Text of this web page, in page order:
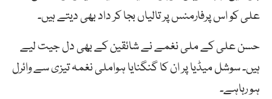
علی کو اس پرفارمنس پر تالیاں بجا کر داد بھی دیتے ہیں۔
حسن علی کے ملی نغمے نے شائقین کے بھی دل جیت لیے
ہیں۔ سوشل میڈیا پر ان کا گنگنایا ہواملی نغمہ تیزی سے وائرل
ہو رہاہے۔